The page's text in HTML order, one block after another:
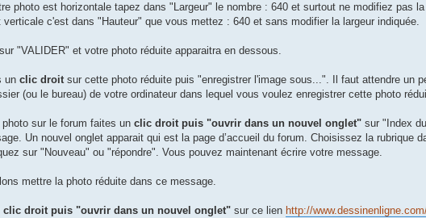
photo est horizontale tapez dans "Largeur" le nombre : 640 et surtout ne modifiez pas
c'est dans "Hauteur" que vous mettez : 640 et sans modifier la largeur indiquée.
"VALIDER" et votre photo réduite apparaitra en dessous.
un clic droitsur cette photo réduite puis "enregistrer l'image sous...". Il faut attendre un
(ou le bureau) de votre ordinateur dans lequel vous voulez enregistrer cette photo
sur le forum faites un clic droit puis "ouvrir dans un nouvel onglet"sur "Index
Un nouvel onglet apparait qui est la page d’accueil du forum. Choisissez la rubrique
sur "Nouveau" ou "répondre". Vous pouvez maintenant écrire votre message.
mettre la photo réduite dans ce message.
clic droit puis "ouvrir dans un nouvel onglet"sur ce lien http://